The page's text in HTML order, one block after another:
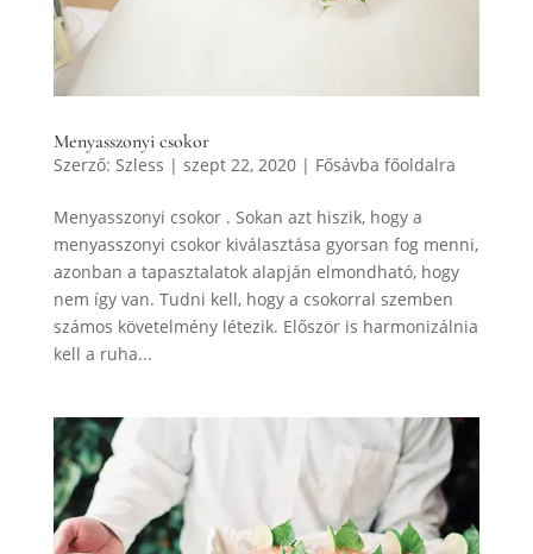
Menyasszonyi csokor
Szerző: Szless | szept 22, 2020| Fősávba főoldalra
Menyasszonyi csokor . Sokan azt hiszik, hogy a
menyasszonyi csokor kiválasztása gyorsan fog menni,
azonban a tapasztalatok alapján elmondható, hogy
nem így van. Tudni kell, hogy a csokorral szemben
számos követelmény létezik. Először is harmonizálnia
kell a ruha...